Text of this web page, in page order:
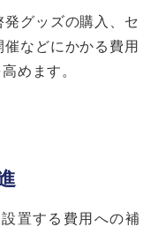
グッズの購入、セ
などにかかる費用
めます。
置する費用への補